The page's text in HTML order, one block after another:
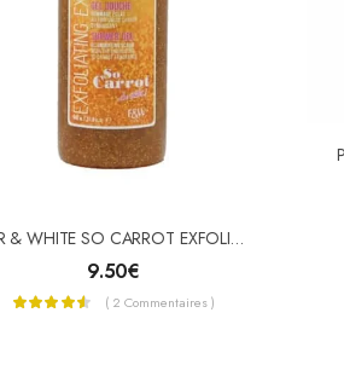
FAIR & WHITE SO CARROT EXFOLIANT Gel Douche Gommage Éclat 940ml
9.50€
( 2 Commentaires )